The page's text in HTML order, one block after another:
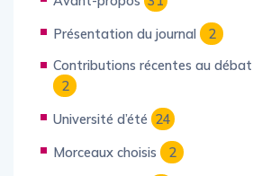
Présentation du journal
2
Contributions récentes au débat
2
Université d’été 24
Morceaux choisis
2